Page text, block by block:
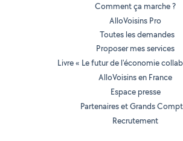
Comment ça marche ?
AlloVoisins Pro
Toutes les demandes
Proposer mes services
Livre « Le futur de l'économie
AlloVoisins en France
Espace presse
Partenaires et Grands
Recrutement